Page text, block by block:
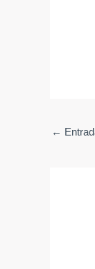
←